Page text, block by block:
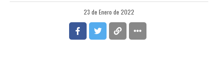
23 de Enero de 2022